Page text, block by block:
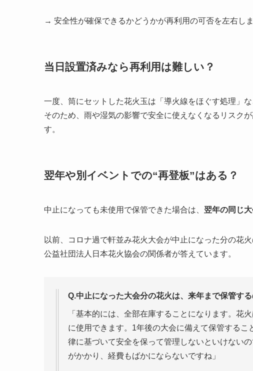
→ 安全性が確保できるかどうかが再利用の可否を左右しま
当日設置済みなら再利用は難しい？
一度、筒にセットした花火玉は「導火線をほぐす処理」
そのため、雨や湿気の影響で安全に使えなくなるリスクが
す。
翌年や別イベントでの“再登板”はある？
中止になっても未使用で保管できた場合は、 翌年の同じ
以前、コロナ過で軒並み花火大会が中止になった分の花
公益社団法人日本花火協会の関係者が答えています。
Q.中止になった大会分の花火は、来年まで保管する
「基本的には、全部在庫することになります。花
に使用できます。1年後の大会に備えて保管する
律に基づいて安全を保って管理しないといけない
がかかり、経費もばかにならないですね」